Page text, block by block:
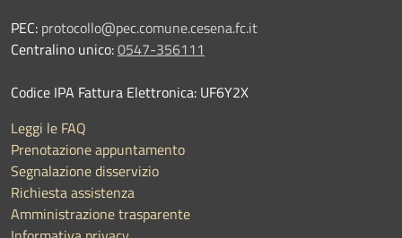
PEC: protocollo@pec.comune.cesena.fc.it
Centralino unico:0547-356111
Codice IPA Fattura Elettronica: UF6Y2X
Leggi le FAQ
Prenotazione appuntamento
Segnalazione disservizio
Richiesta assistenza
Amministrazione trasparente